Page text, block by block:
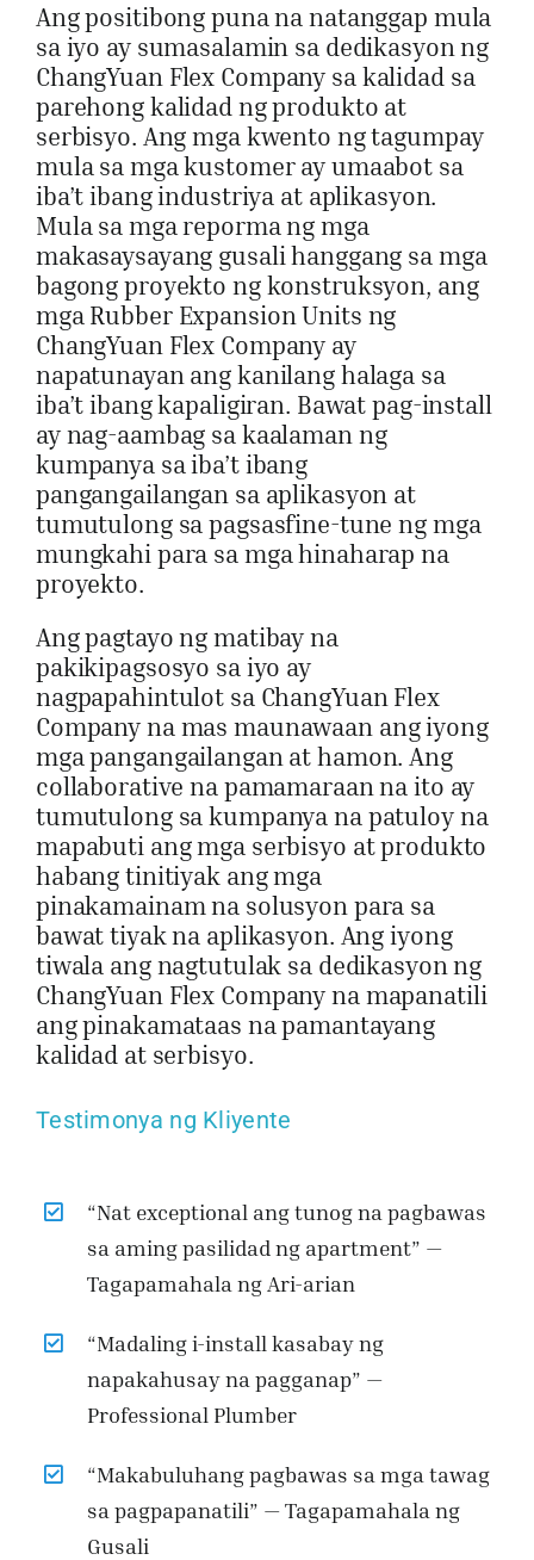
Ang positibong puna na natanggap mula
sa iyo ay sumasalamin sa dedikasyon ng
ChangYuan Flex Company sa kalidad sa
parehong kalidad ng produkto at
serbisyo. Ang mga kwento ng tagumpay
mula sa mga kustomer ay umaabot sa
iba’t ibang industriya at aplikasyon.
Mula sa mga reporma ng mga
makasaysayang gusali hanggang sa mga
bagong proyekto ng konstruksyon, ang
mga Rubber Expansion Units ng
ChangYuan Flex Company ay
napatunayan ang kanilang halaga sa
iba’t ibang kapaligiran. Bawat pag-install
ay nag-aambag sa kaalaman ng
kumpanya sa iba’t ibang
pangangailangan sa aplikasyon at
tumutulong sa pagsasfine-tune ng mga
mungkahi para sa mga hinaharap na
proyekto.
Ang pagtayo ng matibay na
pakikipagsosyo sa iyo ay
nagpapahintulot sa ChangYuan Flex
Company na mas maunawaan ang iyong
mga pangangailangan at hamon. Ang
collaborative na pamamaraan na ito ay
tumutulong sa kumpanya na patuloy na
mapabuti ang mga serbisyo at produkto
habang tinitiyak ang mga
pinakamainam na solusyon para sa
bawat tiyak na aplikasyon. Ang iyong
tiwala ang nagtutulak sa dedikasyon ng
ChangYuan Flex Company na mapanatili
ang pinakamataas na pamantayang
kalidad at serbisyo.
Testimonya ng Kliyente
“Nat exceptional ang tunog na pagbawas
sa aming pasilidad ng apartment” —
Tagapamahala ng Ari-arian
“Madaling i-install kasabay ng
napakahusay na pagganap” —
Professional Plumber
“Makabuluhang pagbawas sa mga tawag
sa pagpapanatili” — Tagapamahala ng
Gusali